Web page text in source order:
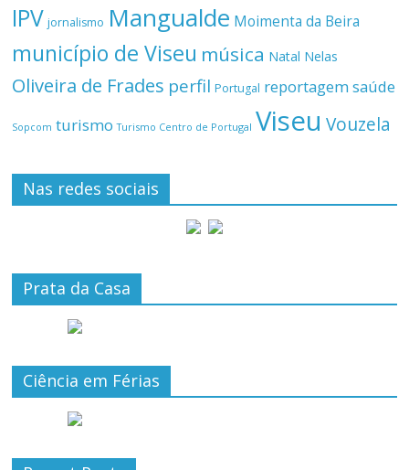
IPV jornalismo Mangualde Moimenta da Beira
município de Viseu música Natal Nelas
Oliveira de Frades perfil Portugal reportagemsaúde
Sopcom turismo Turismo Centro de Portugal Viseu Vouzela
Nas redes sociais
Prata da Casa
Ciência em Férias